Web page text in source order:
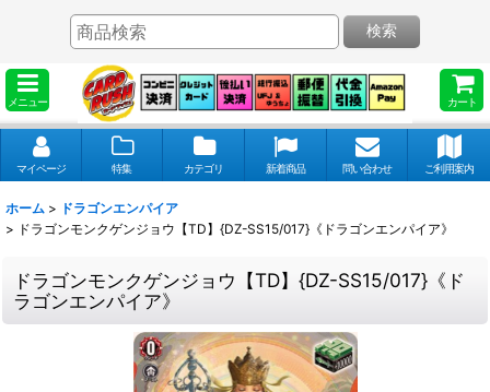
メニュー カート
検索
マイページ 特集 カテゴリ 新着商品 問い合わせ ご利用案内
ホーム > ドラゴンエンパイア
> ドラゴンモンクゲンジョウ【TD】{DZ-SS15/017}《ドラゴンエンパイア》
ドラゴンモンクゲンジョウ【TD】{DZ-SS15/017}《ド
ラゴンエンパイア》